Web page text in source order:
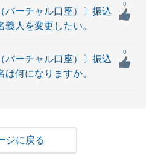
バーチャル口座）〕振込
義人を変更したい。
0
バーチャル口座）〕振込
は何になりますか。
0
戻る